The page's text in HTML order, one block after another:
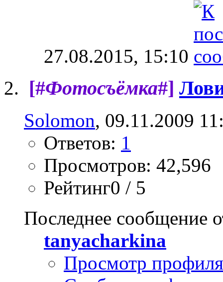
27.08.2015, 15:10
[#Фотосъёмка#]
Solomon, 09.11.2009
Ответов: 1
Просмотров: 42,596
Рейтинг0 / 5
Последнее сообщение
tanyacharkina
Просмотр профиля